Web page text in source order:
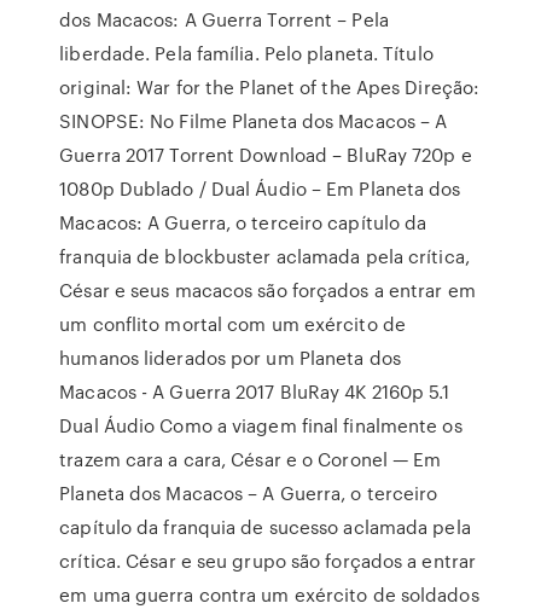
dos Macacos: A Guerra Torrent – Pela
liberdade. Pela família. Pelo planeta. Título
original: War for the Planet of the Apes Direção:
SINOPSE: No Filme Planeta dos Macacos – A
Guerra 2017 Torrent Download – BluRay 720p e
1080p Dublado / Dual Áudio – Em Planeta dos
Macacos: A Guerra, o terceiro capítulo da
franquia de blockbuster aclamada pela crítica,
César e seus macacos são forçados a entrar em
um conflito mortal com um exército de
humanos liderados por um Planeta dos
Macacos - A Guerra 2017 BluRay 4K 2160p 5.1
Dual Áudio Como a viagem final finalmente os
trazem cara a cara, César e o Coronel — Em
Planeta dos Macacos – A Guerra, o terceiro
capítulo da franquia de sucesso aclamada pela
crítica. César e seu grupo são forçados a entrar
em uma guerra contra um exército de soldados